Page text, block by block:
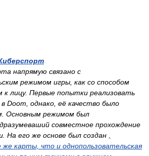
напрямую связано с
режимом игры, как со способом
к лицу. Первые попытки реализовать
Doom, однако, её качество было
Основным режимом был
совместное прохождение
На его же основе был создан ,
же карты, что и однопользовательская